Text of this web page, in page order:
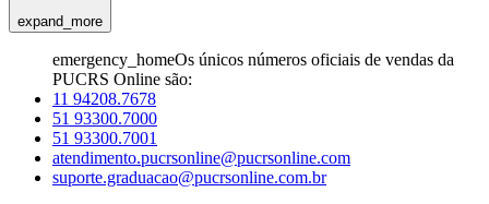
expand_more
emergency_homeOs únicos números oficiais de vendas da
PUCRS Online são:
11 94208.7678
51 93300.7000
51 93300.7001
atendimento.pucrsonline@pucrsonline.com
suporte.graduacao@pucrsonline.com.br